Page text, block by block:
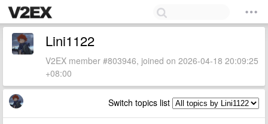
Lini1122
V2EX member #803946, joined on 2026-04-18 20:09:25
+08:00
Switch topics list